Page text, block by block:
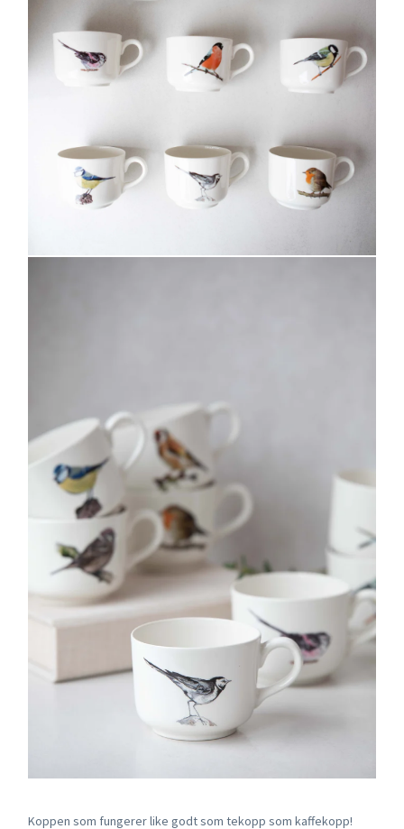
Koppen som fungerer like godt som tekopp som kaffekopp!